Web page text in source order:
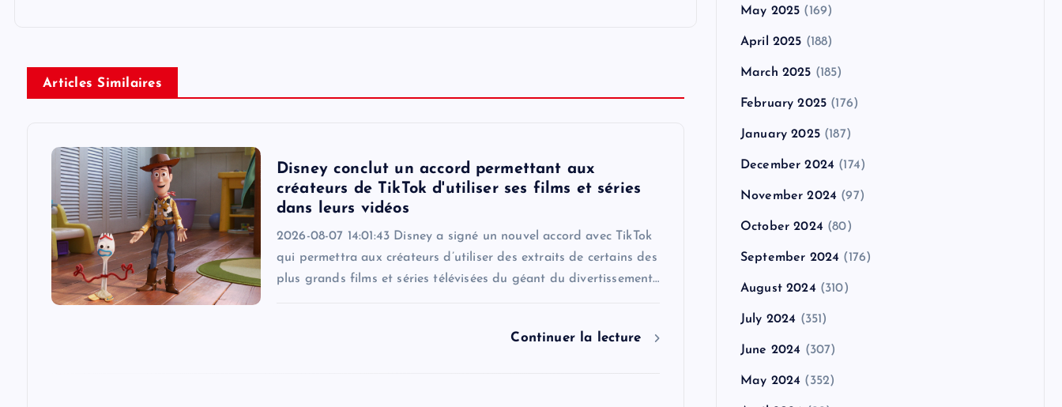
n
a
Articles Similaires
Disney conclut un accord permettant aux
créateurs de TikTok d'utiliser ses films et séries
dans leurs vidéos
2026-08-07 14:01:43 Disney a signé un nouvel accord avec TikTok
qui permettra aux créateurs d’utiliser des extraits de certains des
plus grands films et séries télévisées du géant du divertissement…
Continuer la lecture
May 2025 (169)
April 2025 (188)
March 2025 (185)
February 2025 (176)
January 2025(187)
December 2024 (174)
November 2024 (97)
October 2024 (80)
September 2024 (176)
August 2024 (310)
July 2024 (351)
June 2024 (307)
May 2024 (352)